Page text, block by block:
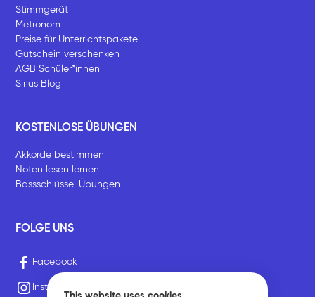
Stimmgerät
Metronom
Preise für Unterrichtspakete
Gutschein verschenken
AGB Schüler*innen
Sirius Blog
KOSTENLOSE ÜBUNGEN
Akkorde bestimmen
Noten lesen lernen
Bassschlüssel Übungen
FOLGE UNS
Facebook
Instagram